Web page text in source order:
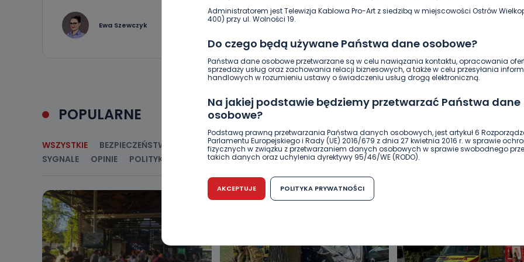
Administratorem jest Telewizja Kablowa Pro-Art z siedzibą w miejscowości Ostrów
400) przy ul. Wolności 19.
Do czego będą używane Państwa dane osobowe?
Państwa dane osobowe przetwarzane są w celu nawiązania kontaktu, opracowania
sprzedaży usług oraz zachowania relacji biznesowych, a także w celu przesyłania
handlowych w rozumieniu ustawy o świadczeniu usług drogą elektroniczną.
Na jakiej podstawie będziemy przetwarzać Państwa dane
osobowe?
Podstawą prawną przetwarzania Państwa danych osobowych, jest artykuł 6
Parlamentu Europejskiego i Rady (UE) 2016/679 z dnia 27 kwietnia 2016 r. w sprawie
fizycznych w związku z przetwarzaniem danych osobowych w sprawie swobodnego
takich danych oraz uchylenia dyrektywy 95/46/WE (RODO).
Czy jest możliwość cofnięcia zgody?
Podanie danych osobowych jest dobrowolne, nie jest wymogiem ustawowym lub
Kiedy i komu możemy przekazać Państwa dane?
AKCEPTUJE POLITYKA PRYWATNOŚCI
Ewa Szewczyk 0
POPULARNE
WSZYSTKIE BEZPIECZEŃSTWO CIEKAWOSTKI EDUKACJA GOSPODARKA I FINANSE HISTORIA
SYGNALE
OPINIE POLITYKA RELIGIA SAMORZĄD ŚRODOWISKO WASZE INFO WSZYSTKICH ŚWIĘTYCH